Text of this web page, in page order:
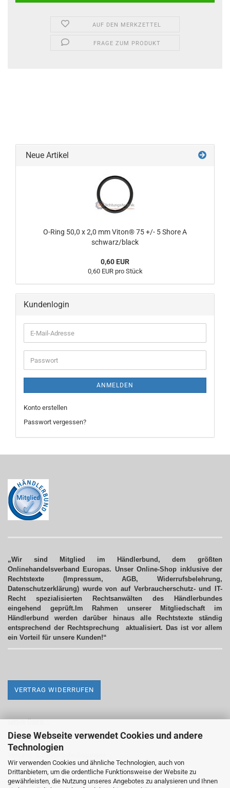
Diese Webseite verwendet Cookies und andere
Technologien
Wir verwenden Cookies und ähnliche Technologien, auch von
Drittanbietern, um die ordentliche Funktionsweise der Website zu
gewährleisten, die Nutzung unseres Angebotes zu analysieren und Ihnen
AUF DEN MERKZETTEL
FRAGE ZUM PRODUKT
Neue Artikel
O-Ring 50,0 x 2,0 mm Viton® 75 +/- 5 Shore A
schwarz/black
0,60 EUR
0,60 EUR pro Stück
Kundenlogin
E-
Mail-
Adresse
Passwort
ANMELDEN
Konto erstellen
Passwort vergessen?
„Wir sind Mitglied im Händlerbund, dem größten
Onlinehandelsverband Europas. Unser Online-Shop inklusive der
Rechtstexte (Impressum, AGB, Widerrufsbelehrung,
Datenschutzerklärung) wurde von auf Verbraucherschutz- und IT-
Recht spezialisierten Rechtsanwälten des Händlerbundes
eingehend geprüft.Im Rahmen unserer Mitgliedschaft im
Händlerbund werden darüber hinaus alle Rechtstexte ständig
entsprechend der Rechtsprechung aktualisiert. Das ist vor allem
ein Vorteil für unsere Kunden!“
VERTRAG WIDERRUFEN
Impressum
Versand- & Zahlungsbedingungen
Widerrufsrecht & Widerrufsformular